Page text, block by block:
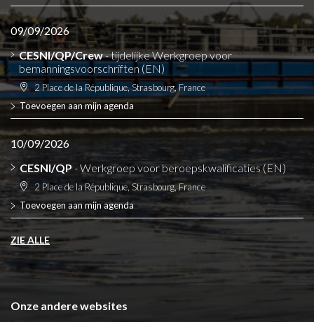
09/09/2026
CESNI/QP/Crew- tijdelijke Werkgroep voor
bemanningsvoorschriften (EN)
2 Place de la République, Strasbourg, France
Toevoegen aan mijn agenda
10/09/2026
CESNI/QP - Werkgroep voor beroepskwalificaties (EN)
2 Place de la République, Strasbourg, France
Toevoegen aan mijn agenda
ZIE ALLE
Onze andere websites